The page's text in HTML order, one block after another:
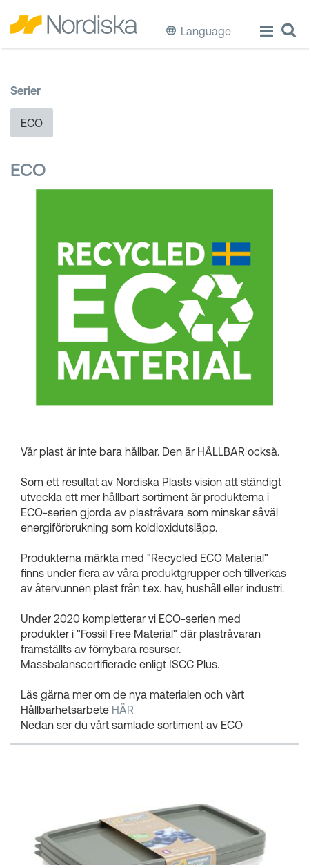
Language
Källsortering
Hinkar & Tunnor
Kundkorgar
Serier
ECO
ECO
Vår plast är inte bara hållbar. Den är HÅLLBAR också.
Som ett resultat av Nordiska Plasts vision att ständigt
utveckla ett mer hållbart sortiment är produkterna i
ECO-serien gjorda av plastråvara som minskar såväl
energiförbrukning som koldioxidutsläpp.
Produkterna märkta med "Recycled ECO Material"
finns under flera av våra produktgrupper och tillverkas
av återvunnen plast från t.ex. hav, hushåll eller industri.
Under 2020 kompletterar vi ECO-serien med
produkter i "Fossil Free Material" där plastråvaran
framställts av förnybara resurser.
Massbalanscertifierade enligt ISCC Plus.
Läs gärna mer om de nya materialen och vårt
Hållbarhetsarbete HÄR
Nedan ser du vårt samlade sortiment av ECO